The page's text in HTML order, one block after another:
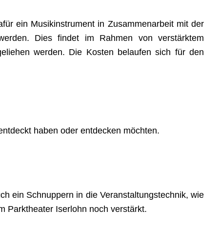
ein Musikinstrument in Zusammenarbeit mit der
Dies findet im Rahmen von verstärktem
werden. Die Kosten belaufen sich für den
haben oder entdecken möchten.
ein Schnuppern in die Veranstaltungstechnik, wie
Parktheater Iserlohn noch verstärkt.